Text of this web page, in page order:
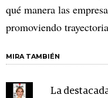
qué manera las
promoviendo
MIRA TAMBIÉN
La